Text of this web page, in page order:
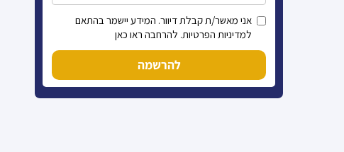
אני מאשר/ת קבלת דיוור. המידע יישמר בהתאם
למדיניות הפרטיות. להרחבה ראו כאן
להרשמה